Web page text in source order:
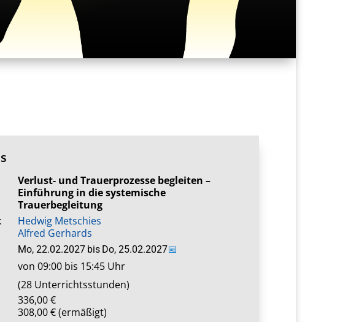
Verlust- und Trauerprozesse begleiten –
Einführung in die systemische
Trauerbegleitung
Hedwig Metschies
Alfred Gerhards
Mo, 22.02.2027 bis Do, 25.02.2027📅
von 09:00 bis 15:45 Uhr
(28 Unterrichtsstunden)
336,00
308,00 € (ermäßigt)